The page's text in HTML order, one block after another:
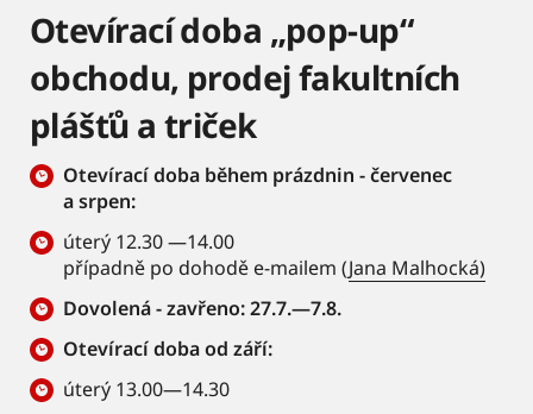
Otevírací doba „pop-up“
obchodu, prodej fakultních
plášťů a triček
Otevírací doba během prázdnin - červenec
a srpen:
úterý 12.30 —14.00
případně po dohodě e-mailem (Jana Malhocká)
Dovolená - zavřeno: 27.7.—7.8.
Otevírací doba od září:
úterý 13.00—14.30